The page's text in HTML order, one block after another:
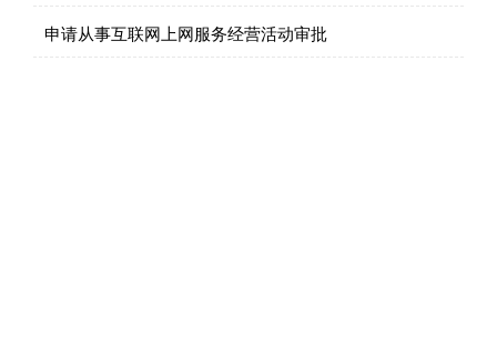
申请从事互联网上网服务经营活动审批